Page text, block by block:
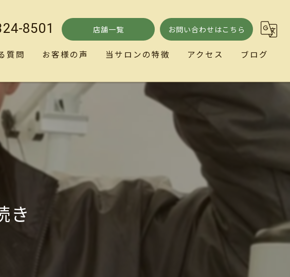
8501 店舗一覧 お問い合わせはこちら
質問 お客様の声 当サロンの特徴 アクセス ブログ
き